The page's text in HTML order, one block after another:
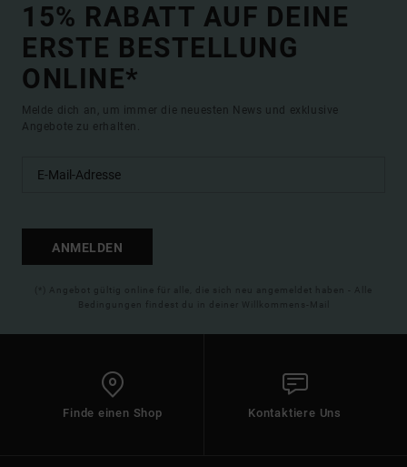
15% RABATT AUF DEINE
ERSTE BESTELLUNG
ONLINE*
Melde dich an, um immer die neuesten News und exklusive
Angebote zu erhalten.
ANMELDEN
(*) Angebot gültig online für alle, die sich neu angemeldet haben - Alle
Bedingungen findest du in deiner Willkommens-Mail
Finde einen Shop Kontaktiere Uns